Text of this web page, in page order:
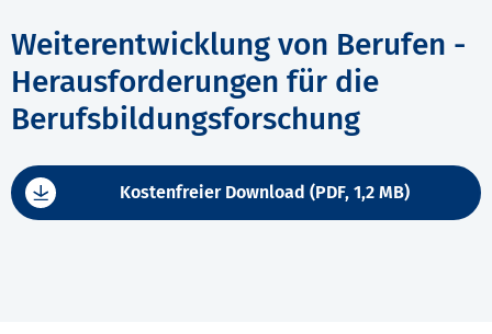
Weiterentwicklung von Berufen -
Herausforderungen für die
Berufsbildungsforschung
Kostenfreier Download (PDF, 1,2 MB)